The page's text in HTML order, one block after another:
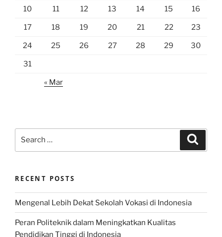
10 11 12 13 14 15 16
17 18 19 20 21 22 23
24 25 26 27 28 29 30
31
« Mar
RECENT POSTS
Mengenal Lebih Dekat Sekolah Vokasi di Indonesia
Peran Politeknik dalam Meningkatkan Kualitas
Pendidikan Tinggi di Indonesia